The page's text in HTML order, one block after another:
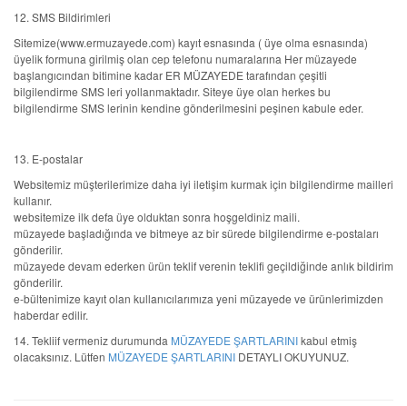
12. SMS Bildirimleri
Sitemize(www.ermuzayede.com) kayıt esnasında ( üye olma esnasında)
üyelik formuna girilmiş olan cep telefonu numaralarına Her müzayede
başlangıcından bitimine kadar ER MÜZAYEDE tarafından çeşitli
bilgilendirme SMS leri yollanmaktadır. Siteye üye olan herkes bu
bilgilendirme SMS lerinin kendine gönderilmesini peşinen kabule eder.
13. E-postalar
Websitemiz müşterilerimize daha iyi iletişim kurmak için bilgilendirme mailleri
kullanır.
websitemize ilk defa üye olduktan sonra hoşgeldiniz maili.
müzayede başladığında ve bitmeye az bir sürede bilgilendirme e-postaları
gönderilir.
müzayede devam ederken ürün teklif verenin teklifi geçildiğinde anlık bildirim
gönderilir.
e-bültenimize kayıt olan kullanıcılarımıza yeni müzayede ve ürünlerimizden
haberdar edilir.
14. Tekliif vermeniz durumunda MÜZAYEDE ŞARTLARINIkabul etmiş
olacaksınız. Lütfen MÜZAYEDE ŞARTLARINI DETAYLI OKUYUNUZ.